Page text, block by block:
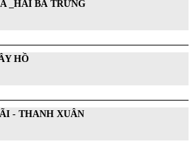
_HAI BÀ TRƯNG
HỒ
- THANH XUÂN